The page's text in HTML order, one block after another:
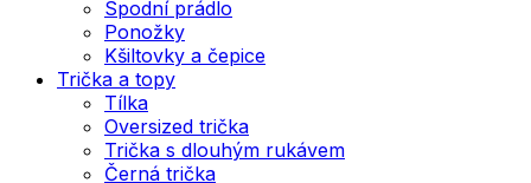
Spodní prádlo
Ponožky
Kšiltovky a čepice
Trička a topy
Tílka
Oversized trička
Trička s dlouhým rukávem
Černá trička